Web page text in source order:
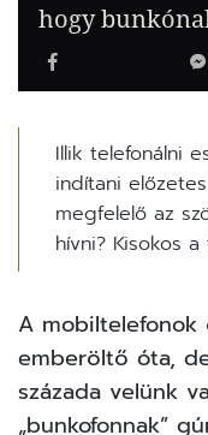
hogy
Illik telefonálni
indítani
megfelelő az
hívni? Kisokos
A mobiltelefonok
emberöltő óta,
százada velünk
„bunkofonnak”